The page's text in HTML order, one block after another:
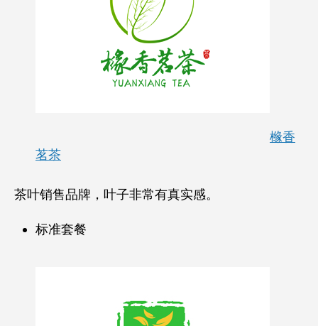
橼香
茗茶
茶叶销售品牌，叶子非常有真实感。
标准套餐